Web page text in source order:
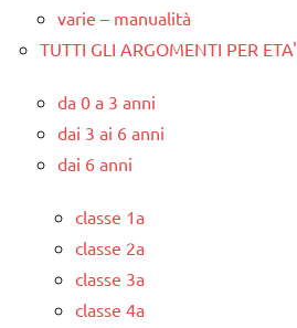
varie – manualità
TUTTI GLI ARGOMENTI PER ETA'
da 0 a 3 anni
dai 3 ai 6 anni
dai 6 anni
classe 1a
classe 2a
classe 3a
classe 4a